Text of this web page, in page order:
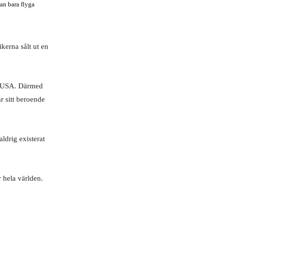
bara flyga
sålt ut en
Därmed
sitt beroende
existerat
hela världen.